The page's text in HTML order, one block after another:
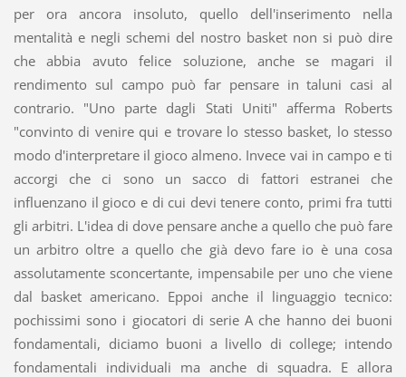
per ora ancora insoluto, quello dell'inserimento nella
mentalità e negli schemi del nostro basket non si può dire
che abbia avuto felice soluzione, anche se magari il
rendimento sul campo può far pensare in taluni casi al
contrario. "Uno parte dagli Stati Uniti" afferma Roberts
"convinto di venire qui e trovare lo stesso basket, lo stesso
modo d'interpretare il gioco almeno. Invece vai in campo e ti
accorgi che ci sono un sacco di fattori estranei che
influenzano il gioco e di cui devi tenere conto, primi fra tutti
gli arbitri. L'idea di dove pensare anche a quello che può fare
un arbitro oltre a quello che già devo fare io è una cosa
assolutamente sconcertante, impensabile per uno che viene
dal basket americano. Eppoi anche il linguaggio tecnico:
pochissimi sono i giocatori di serie A che hanno dei buoni
fondamentali, diciamo buoni a livello di college; intendo
fondamentali individuali ma anche di squadra. E allora